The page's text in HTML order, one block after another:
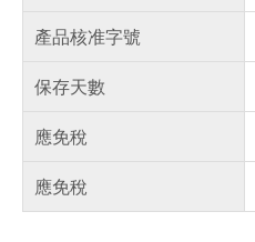
產品核准字號
保存天數
應免稅
應免稅